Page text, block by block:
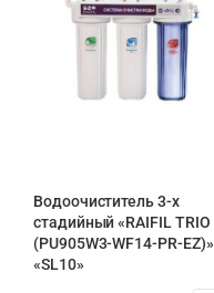
Водоочиститель 3-х
стадийный «RAIFIL TRIO
(PU905W3-WF14-PR-EZ)»
«SL10»